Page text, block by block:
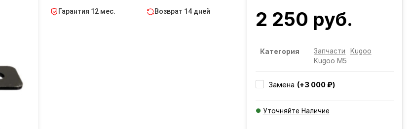
Гарантия 12 мес. Возврат 14 дней 2 250 руб.
Категория Запчасти
Kugoo
Kugoo M5
Замена (+3 000 ₽)
Уточняйте Наличие
Добавляется...
Добавлен